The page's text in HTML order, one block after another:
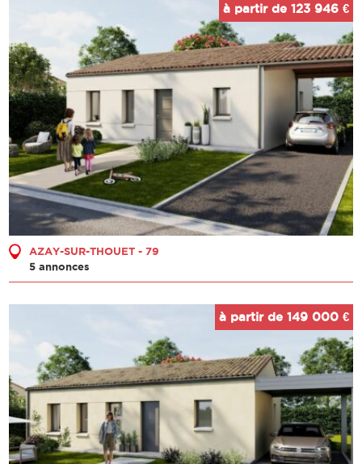
AZAY-SUR-THOUET - 79
5 annonces
à partir de 123 946 €
à partir de 149 000 €